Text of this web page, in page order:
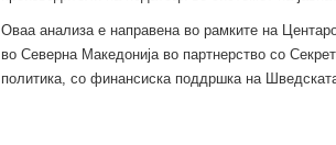
Оваа анализа е направена во рамките на
во Северна Македонија во партнерство со
политика, со финансиска поддршка на